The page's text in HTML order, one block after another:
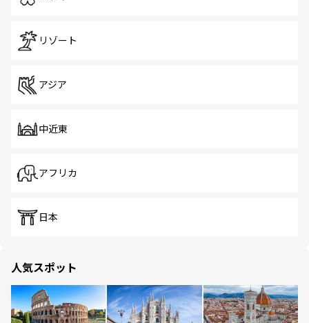
リゾート
アジア
中近東
アフリカ
日本
人気スポット